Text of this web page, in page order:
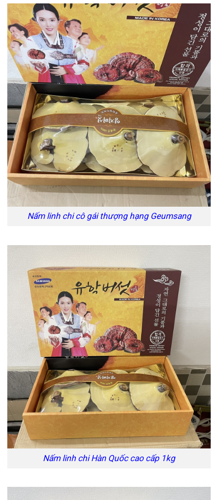
Nấm linh chi cô gái thượng hạng Geumsang
Nấm linh chi Hàn Quốc cao cấp 1kg